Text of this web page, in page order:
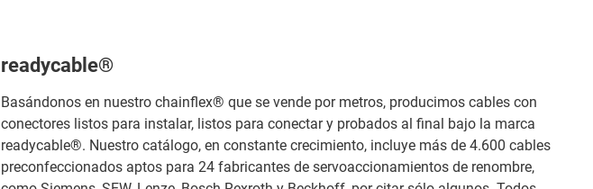
readycable®
Basándonos en nuestro chainflex® que se vende por metros, producimos cables con
conectores listos para instalar, listos para conectar y probados al final bajo la marca
readycable®. Nuestro catálogo, en constante crecimiento, incluye más de 4.600 cables
preconfeccionados aptos para 24 fabricantes de servoaccionamientos de renombre,